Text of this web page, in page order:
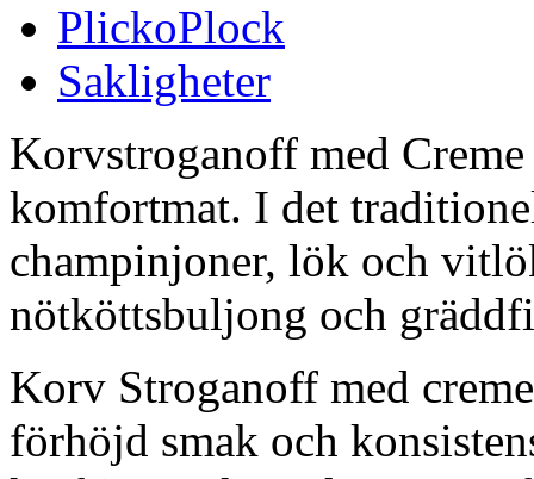
PlickoPlock
Sakligheter
Korvstroganoff med
komfortmat. I det
champinjoner, lök och
nötköttsbuljong och
Korv Stroganoff med
förhöjd smak och